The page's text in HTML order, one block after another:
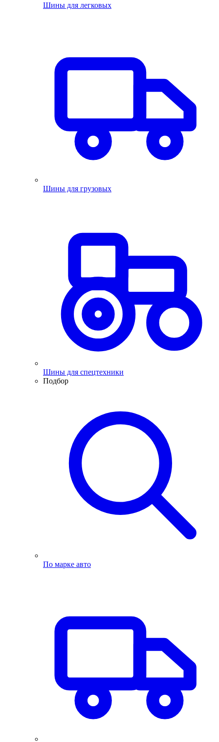
Шины для легковых
Шины для грузовых
Шины для спецтехники
Подбор
По марке авто